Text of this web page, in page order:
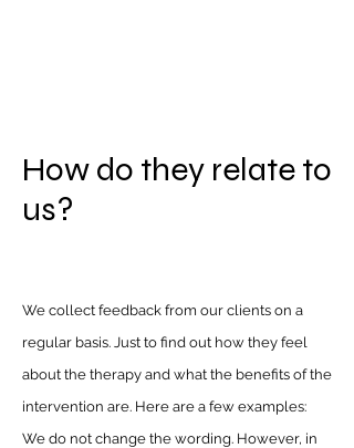
How do they relate to
us?
We collect feedback from our clients on a
regular basis. Just to find out how they feel
about the therapy and what the benefits of the
intervention are. Here are a few examples:
We do not change the wording. However, in